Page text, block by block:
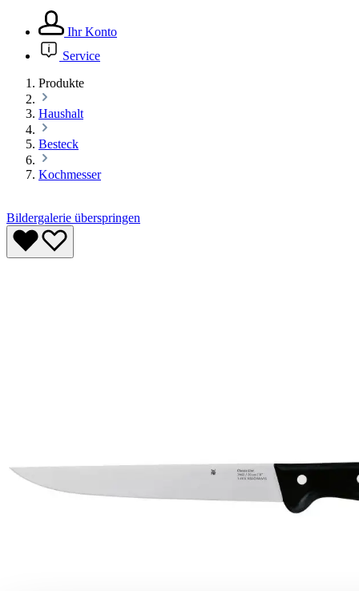
Ihr Konto
Service
Produkte
Haushalt
Besteck
Kochmesser
Bildergalerie überspringen